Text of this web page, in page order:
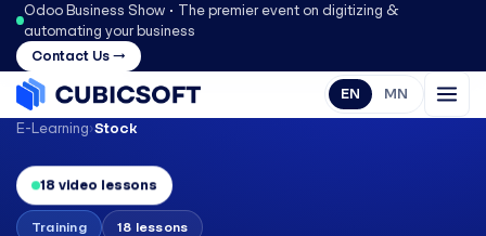
Odoo Business Show • The premier event on digitizing &
automating your business
Contact Us →
EN MN
E-Learning›Stock
Training 18 lessons
18 video lessons